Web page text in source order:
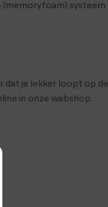
systeem
dat je lekker loopt op
in onze webshop.